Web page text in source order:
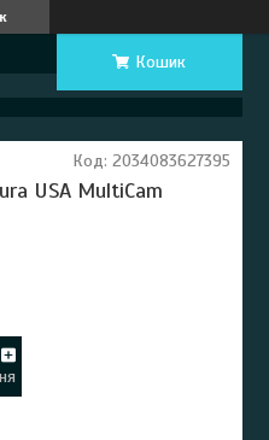
Кошик
USA MultiCam
Код: 2034083627395